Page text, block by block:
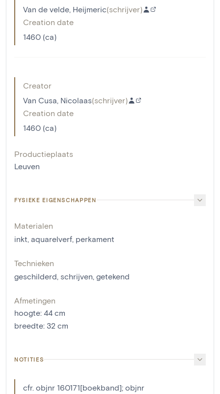
Van de velde, Heijmeric(schrijver)
Creation date
1460 (ca)
Creator
Van Cusa, Nicolaas(schrijver)
Creation date
1460 (ca)
Productieplaats
Leuven
FYSIEKE EIGENSCHAPPEN
Materialen
inkt, aquarelverf, perkament
Technieken
geschilderd, schrijven, getekend
Afmetingen
hoogte: 44 cm
breedte: 32 cm
NOTITIES
cfr. objnr 160171[boekband]; objnr